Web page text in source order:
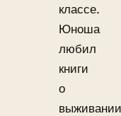
классе.
Юноша
любил
книги
о
выживании